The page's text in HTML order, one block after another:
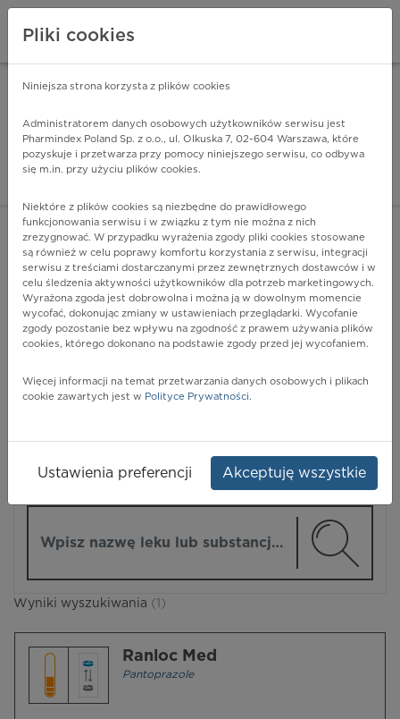
Pharmindex - lider
ZALOGUJ SIĘ
POKAŻ FILTRY
Pharmindex
Wyniki wyszukiwania (1)
Ranloc Med
Pantoprazole
Pliki cookies
Niniejsza strona korzysta z plików cookies
Administratorem danych osobowych użytkowników serwisu jest
Pharmindex Poland Sp. z o.o., ul. Olkuska 7, 02-604 Warszawa, które
pozyskuje i przetwarza przy pomocy niniejszego serwisu, co odbywa
się m.in. przy użyciu plików cookies.
Niektóre z plików cookies są niezbędne do prawidłowego
funkcjonowania serwisu i w związku z tym nie można z nich
zrezygnować. W przypadku wyrażenia zgody pliki cookies stosowane
są również w celu poprawy komfortu korzystania z serwisu, integracji
serwisu z treściami dostarczanymi przez zewnętrznych dostawców i w
celu śledzenia aktywności użytkowników dla potrzeb marketingowych.
Wyrażona zgoda jest dobrowolna i można ją w dowolnym momencie
wycofać, dokonując zmiany w ustawieniach przeglądarki. Wycofanie
zgody pozostanie bez wpływu na zgodność z prawem używania plików
cookies, którego dokonano na podstawie zgody przed jej wycofaniem.
Więcej informacji na temat przetwarzania danych osobowych i plikach
cookie zawartych jest w Polityce Prywatności.
Ustawienia preferencji Akceptuję wszystkie
ZA DARMO - w Google Play INSTALUJ